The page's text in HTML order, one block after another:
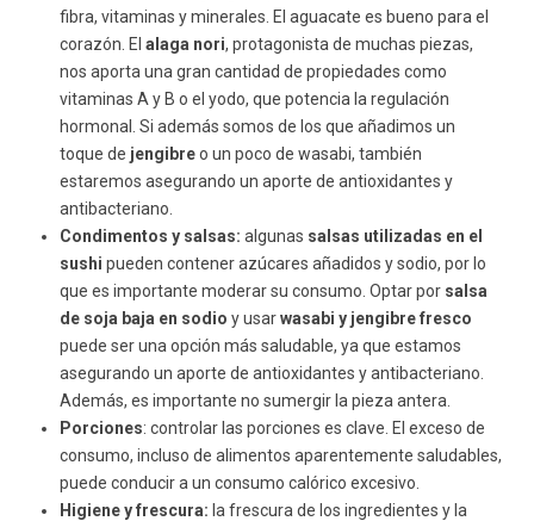
fibra, vitaminas y minerales. El aguacate es bueno para el
corazón. Elalaga nori, protagonista de muchas piezas,
nos aporta una gran cantidad de propiedades como
vitaminas A y B o el yodo, que potencia la regulación
hormonal. Si además somos de los que añadimos un
toque de jengibreo un poco de wasabi, también
estaremos asegurando un aporte de antioxidantes y
antibacteriano.
Condimentos y salsas: algunas salsas utilizadas en el
sushi pueden contener azúcares añadidos y sodio, por lo
que es importante moderar su consumo. Optar por salsa
de soja baja en sodio y usarwasabi y jengibre fresco
puede ser una opción más saludable, ya que estamos
asegurando un aporte de antioxidantes y antibacteriano.
Además, es importante no sumergir la pieza antera.
Porciones: controlar las porciones es clave. El exceso de
consumo, incluso de alimentos aparentemente saludables,
puede conducir a un consumo calórico excesivo.
Higiene y frescura: la frescura de los ingredientes y la